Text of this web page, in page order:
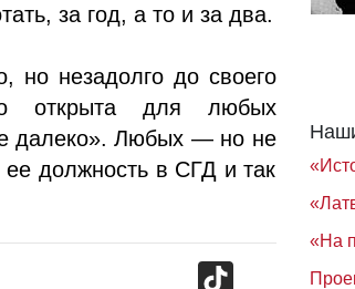
за год, а то и за два.
но незадолго до своего
открыта для любых
далеко». Любых — но не
ее должность в СГД и так
TikTok
«На